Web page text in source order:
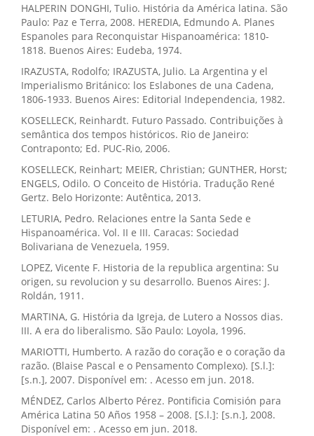
HALPERIN DONGHI, Tulio. História da América latina. São
Paulo: Paz e Terra, 2008. HEREDIA, Edmundo A. Planes
Espanoles para Reconquistar Hispanoamérica: 1810-
1818. Buenos Aires: Eudeba, 1974.
IRAZUSTA, Rodolfo; IRAZUSTA, Julio. La Argentina y el
Imperialismo Británico: los Eslabones de una Cadena,
1806-1933. Buenos Aires: Editorial Independencia, 1982.
KOSELLECK, Reinhardt. Futuro Passado. Contribuições à
semântica dos tempos históricos. Rio de Janeiro:
Contraponto; Ed. PUC-Rio, 2006.
KOSELLECK, Reinhart; MEIER, Christian; GUNTHER, Horst;
ENGELS, Odilo. O Conceito de História. Tradução René
Gertz. Belo Horizonte: Autêntica, 2013.
LETURIA, Pedro. Relaciones entre la Santa Sede e
Hispanoamérica. Vol. II e III. Caracas: Sociedad
Bolivariana de Venezuela, 1959.
LOPEZ, Vicente F. Historia de la republica argentina: Su
origen, su revolucion y su desarrollo. Buenos Aires: J.
Roldán, 1911.
MARTINA, G. História da Igreja, de Lutero a Nossos dias.
III. A era do liberalismo. São Paulo: Loyola, 1996.
MARIOTTI, Humberto. A razão do coração e o coração da
razão. (Blaise Pascal e o Pensamento Complexo). [S.l.]:
[s.n.], 2007. Disponível em: . Acesso em jun. 2018.
MÉNDEZ, Carlos Alberto Pérez. Pontificia Comisión para
América Latina 50 Años 1958 – 2008. [S.l.]: [s.n.], 2008.
Disponível em: . Acesso em jun. 2018.